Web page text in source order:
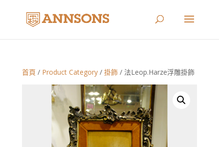
首頁 / Product Category/ 掛飾/ 法Leop.Harze浮雕掛飾